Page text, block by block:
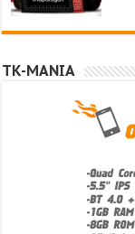
TK-MANIA